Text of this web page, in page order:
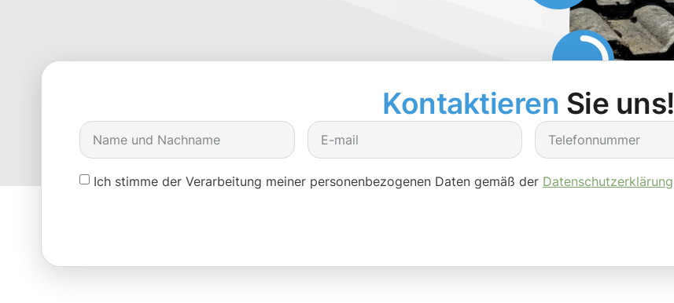
Kontaktieren Sie uns!
Ich stimme der Verarbeitung meiner personenbezogenen Daten gemäß der Datenschutzerklärung